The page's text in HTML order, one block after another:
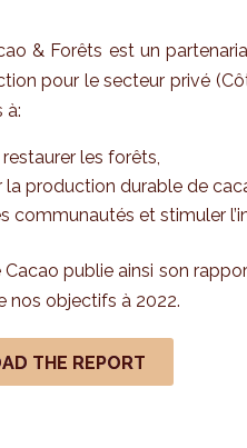
& Forêts est un
pour le secteur privé
à:
les forêts,
production durable de
communautés et stimuler
Cacao publie ainsi son
nos objectifs à 2022.
THE REPORT